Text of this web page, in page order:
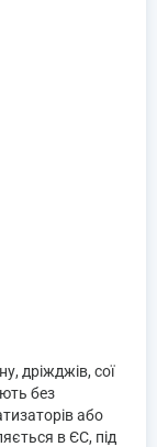
дріжджів, сої
без
або
в ЄС, під